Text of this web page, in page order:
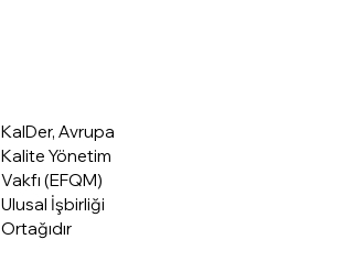
KalDer, Avrupa
Kalite Yönetim
Vakfı (EFQM)
Ulusal İşbirliği
Ortağıdır